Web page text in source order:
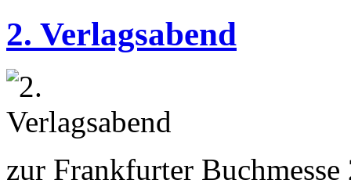
2. Verlagsabend
zur Frankfurter Buchmesse